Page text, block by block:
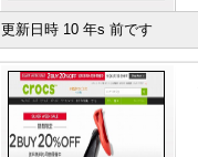
更新日時 10 年s 前です